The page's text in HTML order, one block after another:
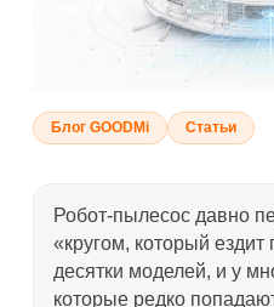
Блог GOODMi Статьи
Робот-пылесос давно
«кругом, который ездит
десятки моделей, и у
которые редко